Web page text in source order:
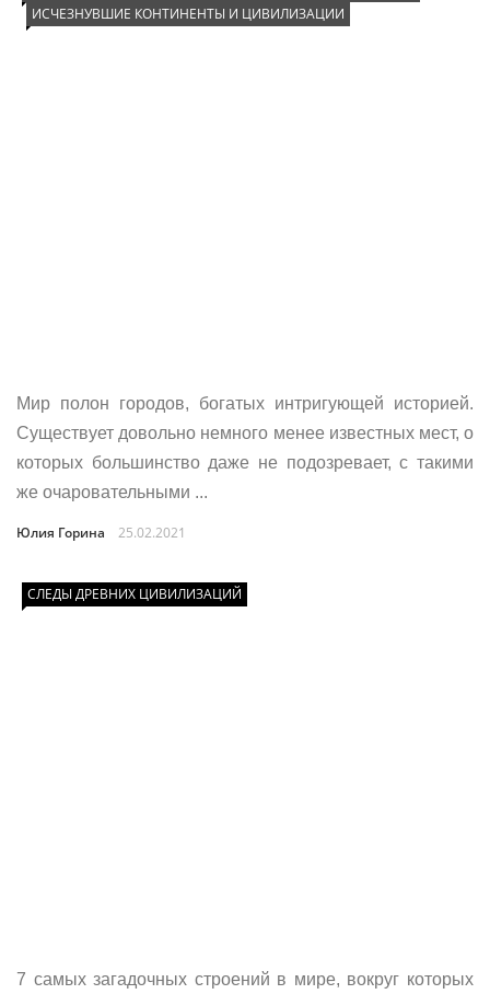
ИСЧЕЗНУВШИЕ КОНТИНЕНТЫ И ЦИВИЛИЗАЦИИ
Мир полон городов, богатых интригующей историей.
Существует довольно немного менее известных мест, о
которых большинство даже не подозревает, с такими
же очаровательными ...
Юлия Горина 25.02.2021
СЛЕДЫ ДРЕВНИХ ЦИВИЛИЗАЦИЙ
7 самых загадочных строений в мире, вокруг которых